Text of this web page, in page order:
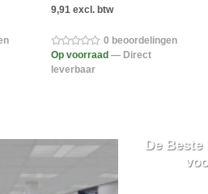
9,91 excl. btw
0 beoordelingen
Op voorraad — Direct
leverbaar
De